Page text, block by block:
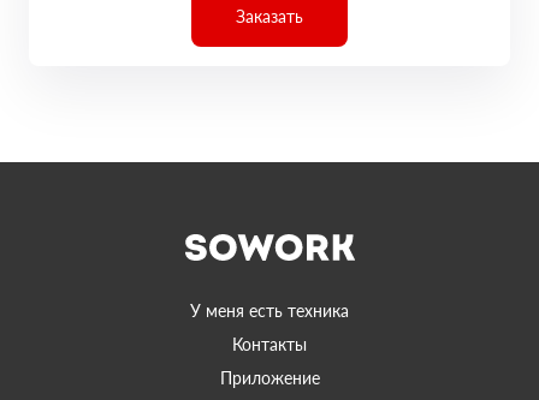
Заказать
У меня есть техника
Контакты
Приложение